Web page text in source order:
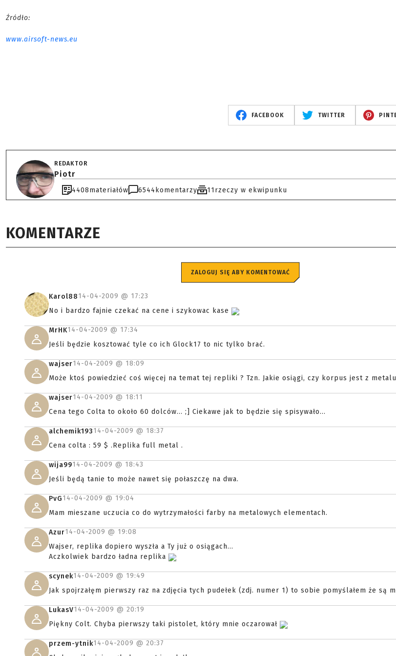
Źródło:
www.airsoft-news.eu
FACEBOOK TWITTER
REDAKTOR
Piotr
4408materiałów 6544 komentarzy 11rzeczy w ekwipunku
KOMENTARZE
ZALOGUJ SIĘ ABY KOMENTOWAĆ
Karol8814-04-2009 @ 17:23
No i bardzo fajnie czekać na cene i szykowac kase
MrHK14-04-2009 @ 17:34
Jeśli będzie kosztować tyle co ich Glock17 to nic tylko brać.
wajser14-04-2009 @ 18:09
Może ktoś powiedzieć coś więcej na temat tej repliki ? Tzn. Jakie osiągi, czy korpus jest z
wajser14-04-2009 @ 18:11
Cena tego Colta to około 60 dolców... ;] Ciekawe jak to będzie się spisywało...
alchemik19314-04-2009 @ 18:37
Cena colta : 59 $ .Replika full metal .
wija9914-04-2009 @ 18:43
Jeśli będą tanie to może nawet się połaszczę na dwa.
PvG14-04-2009 @ 19:04
Mam mieszane uczucia co do wytrzymałości farby na metalowych elementach.
Azur14-04-2009 @ 19:08
Wajser, replika dopiero wyszła a Ty już o osiągach...
Aczkolwiek bardzo ładna replika
scynek14-04-2009 @ 19:49
Jak spojrzałęm pierwszy raz na zdjęcia tych pudełek (zdj. numer 1) to sobie pomyślałem że są
LukasV14-04-2009 @ 20:19
Piękny Colt. Chyba pierwszy taki pistolet, który mnie oczarował
przem-ytnik14-04-2009 @ 20:37